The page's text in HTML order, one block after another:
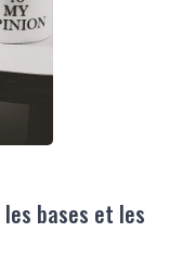
bases et les